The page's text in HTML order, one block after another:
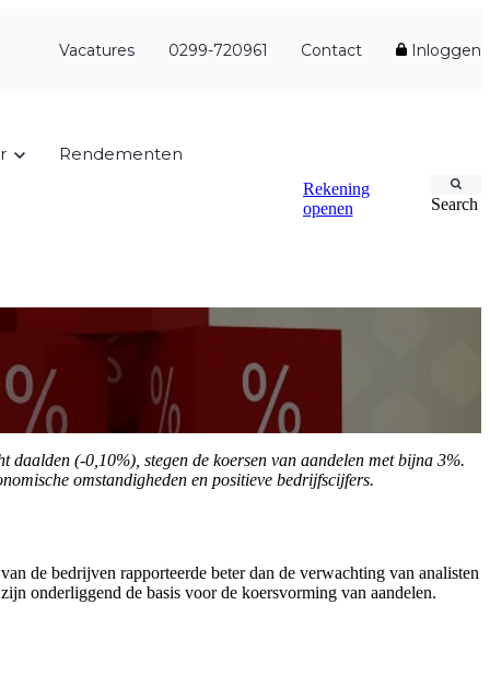
Vacatures 0299-720961 Contact Inloggen
Rendementen
Rekening
openen
Search
(-0,10%), stegen de koersen van aandelen met bijna 3%.
omstandigheden en positieve bedrijfscijfers.
de bedrijven rapporteerde beter dan de verwachting van analisten
onderliggend de basis voor de koersvorming van aandelen.